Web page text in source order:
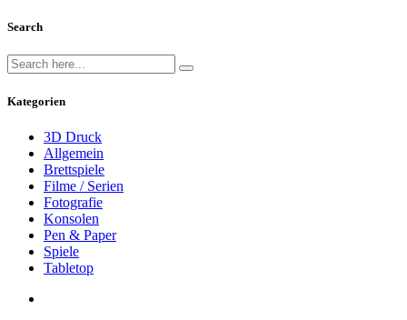
Search
Kategorien
3D Druck
Allgemein
Brettspiele
Filme / Serien
Fotografie
Konsolen
Pen & Paper
Spiele
Tabletop